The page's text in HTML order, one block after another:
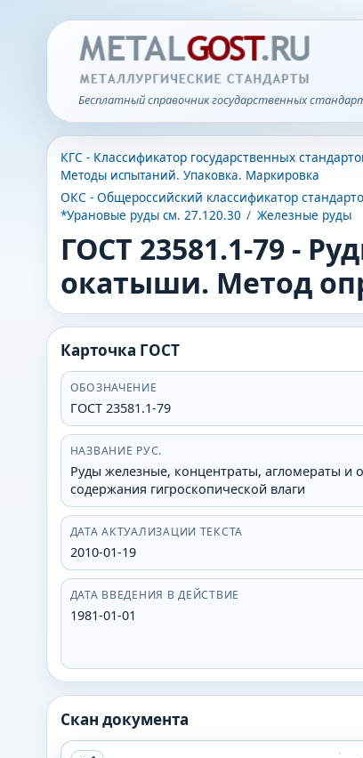
Бесплатный справочник государственных
КГС - Классификатор государственных
Методы испытаний. Упаковка. Маркировка
ОКС - Общероссийский классификатор
*Урановые руды см. 27.120.30 / Железные руды
ГОСТ 23581.1-79-
окатыши. Метод
Карточка ГОСТ
ОБОЗНАЧЕНИЕ
ГОСТ 23581.1-79
НАЗВАНИЕ РУС.
Руды железные, концентраты, агломераты и
содержания гигроскопической влаги
ДАТА АКТУАЛИЗАЦИИ ТЕКСТА
2010-01-19
ДАТА ВВЕДЕНИЯ В ДЕЙСТВИЕ
1981-01-01
Скан документа